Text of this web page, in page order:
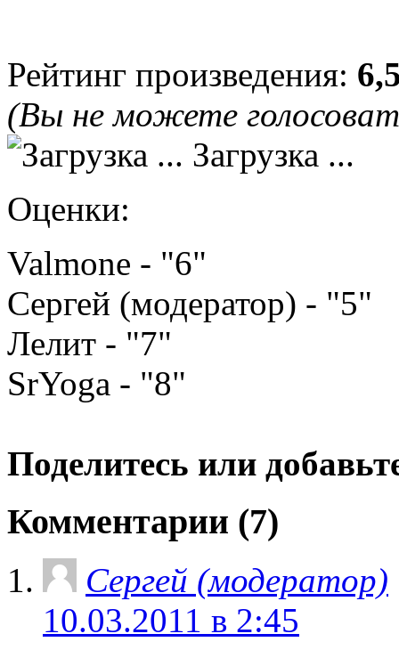
Рейтинг произведения:
(Вы не можете
Загрузка ...
Оценки:
Valmone - "6"
Сергей (модератор) - "5"
Лелит - "7"
SrYoga - "8"
Поделитесь или
Комментарии (7)
Сергей (модератор)
10.03.2011 в 2:45